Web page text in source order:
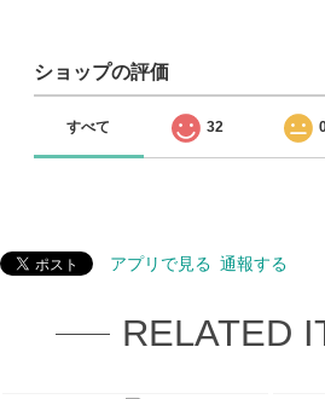
ショップの評価
すべて 32
アプリで見る 通報する
RELATED